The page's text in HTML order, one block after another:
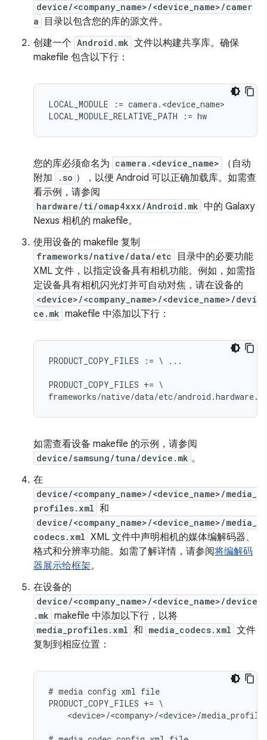
device/<company_name>/<device_name>/camer
a
目录以包含您的库的源文件。
创建一个 Android.mk 文件以构建共享库。确保
makefile 包含以下行：
LOCAL_MODULE := camera.<device_name>
您的库必须命名为 camera.<device_name>
（自动
附加
.so ），以便 Android 可以正确加载库。如需查
看示例，请参阅
hardware/ti/omap4xxx/Android.mk 中的 Galaxy
Nexus 相机的 makefile。
使用设备的 makefile 复制
frameworks/native/data/etc
目录中的必要功能
XML 文件，以指定设备具有相机功能。例如，如需指
定设备具有相机闪光灯并可自动对焦，请在设备的
<device>/<company_name>/<device_name>/devi
ce.mk makefile 中添加以下行：
PRODUCT_COPY_FILES := \ ...
PRODUCT_COPY_FILES += \
如需查看设备 makefile 的示例，请参阅
device/samsung/tuna/device.mk 。
在
device/<company_name>/<device_name>/media_
profiles.xml 和
device/<company_name>/<device_name>/media_
codecs.xml XML 文件中声明相机的媒体编解码器、
格式和分辨率功能。如需了解详情，请参阅将编解码
器展示给框架。
在设备的
device/<company_name>/<device_name>/device
.mk makefile 中添加以下行，以将
media_profiles.xml 和 media_codecs.xml 文件
复制到相应位置：
# media config xml file
PRODUCT_COPY_FILES += \
<device>/<company>/<device>/